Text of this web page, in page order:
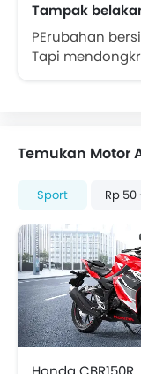
Tampak
PErubahan
Tapi
Temukan Motor
Sport Rp 50